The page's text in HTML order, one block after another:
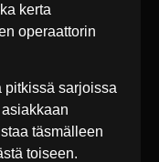
kerta
operaattorin
pitkissä sarjoissa
täsmälleen
toiseen.